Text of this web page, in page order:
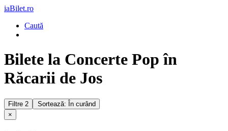
iaBilet.ro
Caută
Bilete la Concerte Pop în
Răcarii de Jos
Filtre 2
Sortează: În curând
×